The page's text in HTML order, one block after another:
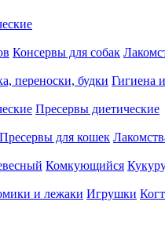
Консервы для собак
переноски, будки Гигиена
Пресервы диетические
Пресервы для кошек
Комкующийся
и лежаки Игрушки